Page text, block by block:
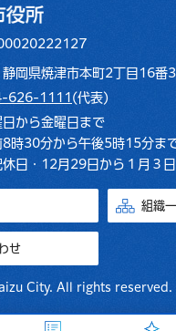
岡県焼津市本町2丁目16番
626-1111 (代表)
日から金曜日まで
8時30分から午後5時15分ま
休日・12月29日から１月３日
組織
せ
City. All rights reserved.